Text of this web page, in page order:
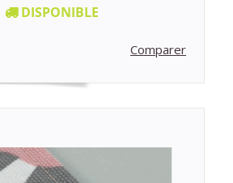
DISPONIBLE
Comparer